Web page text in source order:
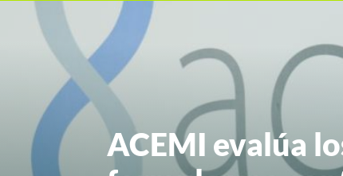
ACEMI evalúa